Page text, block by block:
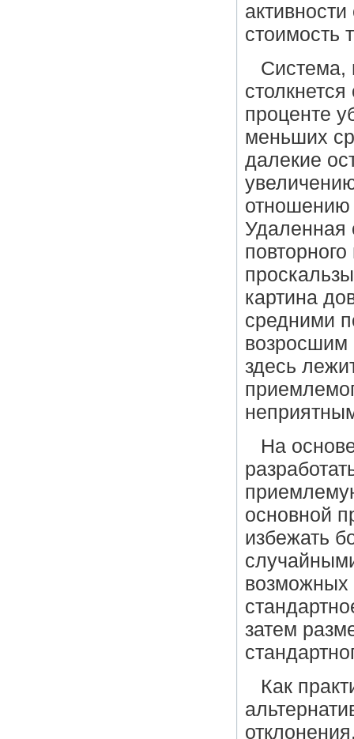
стоимость
Система,
проценте
меньших
далекие
отношению
Удаленная
картина
средними
возросшим
здесь
На
основной
избежать
возможных
затем
Как